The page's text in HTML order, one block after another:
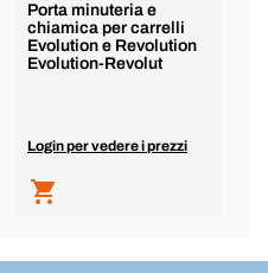
Porta minuteria e
chiamica per carrelli
Evolution e Revolution
Evolution-Revolut
Login per vedere i prezzi